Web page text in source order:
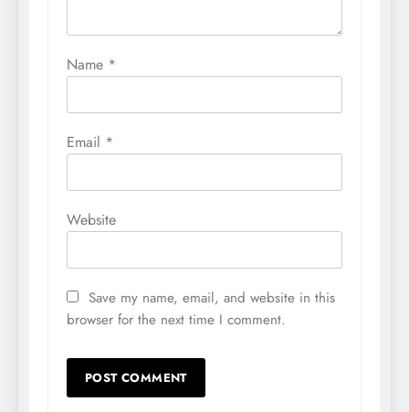
Name *
Email *
Website
Save my name, email, and website in this
browser for the next time I comment.